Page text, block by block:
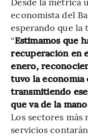
economista del
esperando que la
“Estimamos que
recuperación en
enero,
tuvo la economía
transmitiendo
que va de la
Los sectores más
servicios